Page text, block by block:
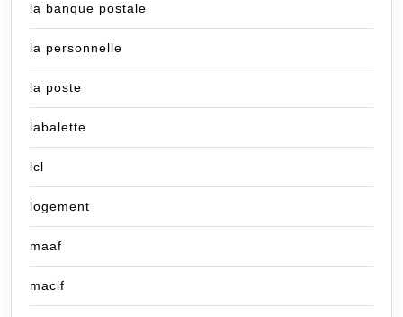
la banque postale
la personnelle
la poste
labalette
lcl
logement
maaf
macif